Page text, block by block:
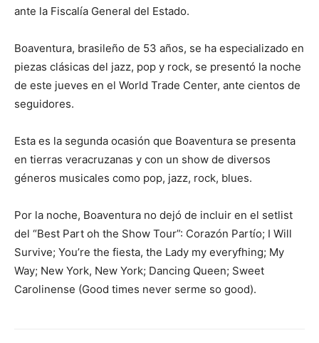
ante la Fiscalía General del Estado.
Boaventura, brasileño de 53 años, se ha especializado en
piezas clásicas del jazz, pop y rock, se presentó la noche
de este jueves en el World Trade Center, ante cientos de
seguidores.
Esta es la segunda ocasión que Boaventura se presenta
en tierras veracruzanas y con un show de diversos
géneros musicales como pop, jazz, rock, blues.
Por la noche, Boaventura no dejó de incluir en el setlist
del “Best Part oh the Show Tour”: Corazón Partío; I Will
Survive; You’re the fiesta, the Lady my everyfhing; My
Way; New York, New York; Dancing Queen; Sweet
Carolinense (Good times never serme so good).